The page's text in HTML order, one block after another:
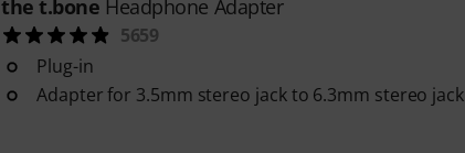
the t.bone Headphone Adapter
5659
Plug-in
Adapter for 3.5mm stereo jack to 6.3mm stereo jack